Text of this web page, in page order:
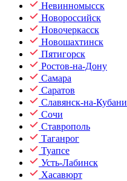
Невинномысск
Новороссийск
Новочеркасск
Новошахтинск
Пятигорск
Ростов-на-Дону
Самара
Саратов
Славянск-на-Кубани
Сочи
Ставрополь
Таганрог
Туапсе
Усть-Лабинск
Хасавюрт